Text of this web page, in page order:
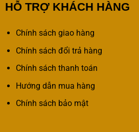
HỖ TRỢ KHÁCH HÀNG
Chính sách giao hàng
Chính sách đổi trả hàng
Chính sách thanh toán
Hướng dẫn mua hàng
Chính sách bảo mật